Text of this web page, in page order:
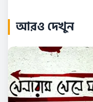
আরও দেখুন